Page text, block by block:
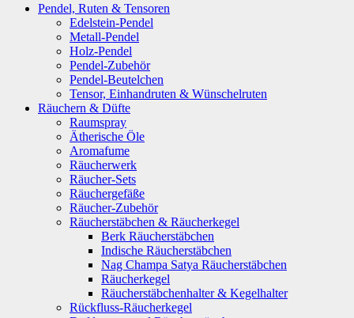
Pendel, Ruten & Tensoren
Edelstein-Pendel
Metall-Pendel
Holz-Pendel
Pendel-Zubehör
Pendel-Beutelchen
Tensor, Einhandruten & Wünschelruten
Räuchern & Düfte
Raumspray
Ätherische Öle
Aromafume
Räucherwerk
Räucher-Sets
Räuchergefäße
Räucher-Zubehör
Räucherstäbchen & Räucherkegel
Berk Räucherstäbchen
Indische Räucherstäbchen
Nag Champa Satya Räucherstäbchen
Räucherkegel
Räucherstäbchenhalter & Kegelhalter
Rückfluss-Räucherkegel